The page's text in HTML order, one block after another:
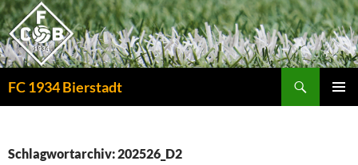
Zum
Inhalt
springen
FC 1934 Bierstadt
Schlagwortarchiv: 202526_D2